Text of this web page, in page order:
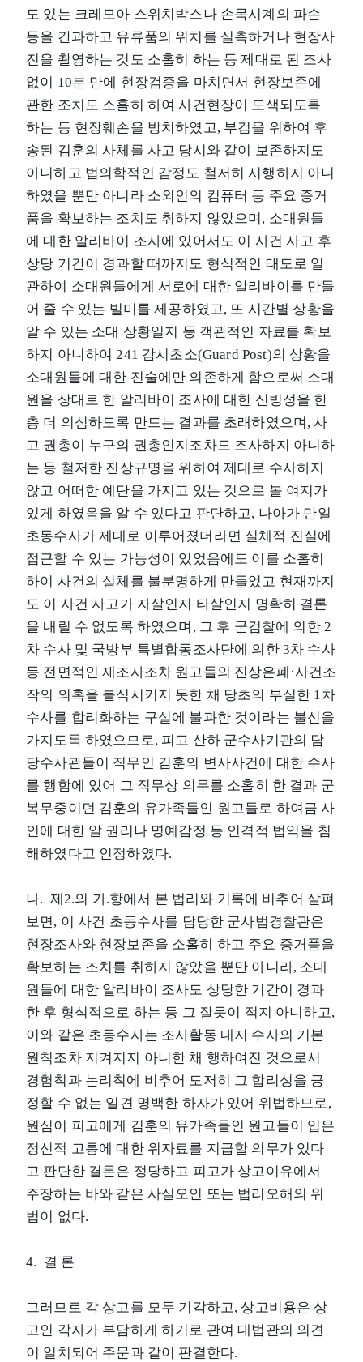
도 있는 크레모아 스위치박스나 손목시계의 파손
등을 간과하고 유류품의 위치를 실측하거나 현장사
진을 촬영하는 것도 소홀히 하는 등 제대로 된 조사
없이 10분 만에 현장검증을 마치면서 현장보존에
관한 조치도 소홀히 하여 사건현장이 도색되도록
하는 등 현장훼손을 방치하였고, 부검을 위하여 후
송된 김훈의 사체를 사고 당시와 같이 보존하지도
아니하고 법의학적인 감정도 철저히 시행하지 아니
하였을 뿐만 아니라 소외인의 컴퓨터 등 주요 증거
품을 확보하는 조치도 취하지 않았으며, 소대원들
에 대한 알리바이 조사에 있어서도 이 사건 사고 후
상당 기간이 경과할 때까지도 형식적인 태도로 일
관하여 소대원들에게 서로에 대한 알리바이를 만들
어 줄 수 있는 빌미를 제공하였고, 또 시간별 상황을
알 수 있는 소대 상황일지 등 객관적인 자료를 확보
하지 아니하여 241 감시초소(Guard Post)의 상황을
소대원들에 대한 진술에만 의존하게 함으로써 소대
원을 상대로 한 알리바이 조사에 대한 신빙성을 한
층 더 의심하도록 만드는 결과를 초래하였으며, 사
고 권총이 누구의 권총인지조차도 조사하지 아니하
는 등 철저한 진상규명을 위하여 제대로 수사하지
않고 어떠한 예단을 가지고 있는 것으로 볼 여지가
있게 하였음을 알 수 있다고 판단하고, 나아가 만일
초동수사가 제대로 이루어졌더라면 실체적 진실에
접근할 수 있는 가능성이 있었음에도 이를 소홀히
하여 사건의 실체를 불분명하게 만들었고 현재까지
도 이 사건 사고가 자살인지 타살인지 명확히 결론
을 내릴 수 없도록 하였으며, 그 후 군검찰에 의한 2
차 수사 및 국방부 특별합동조사단에 의한 3차 수사
등 전면적인 재조사조차 원고들의 진상은폐·사건조
작의 의혹을 불식시키지 못한 채 당초의 부실한 1차
수사를 합리화하는 구실에 불과한 것이라는 불신을
가지도록 하였으므로, 피고 산하 군수사기관의 담
당수사관들이 직무인 김훈의 변사사건에 대한 수사
를 행함에 있어 그 직무상 의무를 소홀히 한 결과 군
복무중이던 김훈의 유가족들인 원고들로 하여금 사
인에 대한 알 권리나 명예감정 등 인격적 법익을 침
해하였다고 인정하였다.
나. 제2.의 가.항에서 본 법리와 기록에 비추어 살펴
보면, 이 사건 초동수사를 담당한 군사법경찰관은
현장조사와 현장보존을 소홀히 하고 주요 증거품을
확보하는 조치를 취하지 않았을 뿐만 아니라, 소대
원들에 대한 알리바이 조사도 상당한 기간이 경과
한 후 형식적으로 하는 등 그 잘못이 적지 아니하고,
이와 같은 초동수사는 조사활동 내지 수사의 기본
원칙조차 지켜지지 아니한 채 행하여진 것으로서
경험칙과 논리칙에 비추어 도저히 그 합리성을 긍
정할 수 없는 일견 명백한 하자가 있어 위법하므로,
원심이 피고에게 김훈의 유가족들인 원고들이 입은
정신적 고통에 대한 위자료를 지급할 의무가 있다
고 판단한 결론은 정당하고 피고가 상고이유에서
주장하는 바와 같은 사실오인 또는 법리오해의 위
법이 없다.
4. 결 론
그러므로 각 상고를 모두 기각하고, 상고비용은 상
고인 각자가 부담하게 하기로 관여 대법관의 의견
이 일치되어 주문과 같이 판결한다.